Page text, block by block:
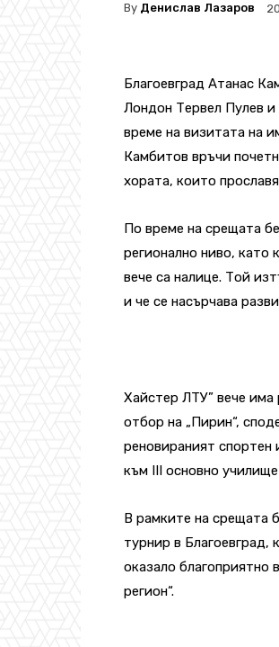
By Денислав Лазаров
Благоевград Атанас
Лондон Тервел Пулев
време на визитата на
Камбитов връчи
хората, които
По време на срещата
регионално ниво, като
вече са налице. Той
и че се насърчава
Хайстер ЛТУ” вече
отбор на „Пирин“,
реновираният спортен
към III основно училище
В рамките на срещата
турнир в Благоевград,
оказало благоприятно
регион“.